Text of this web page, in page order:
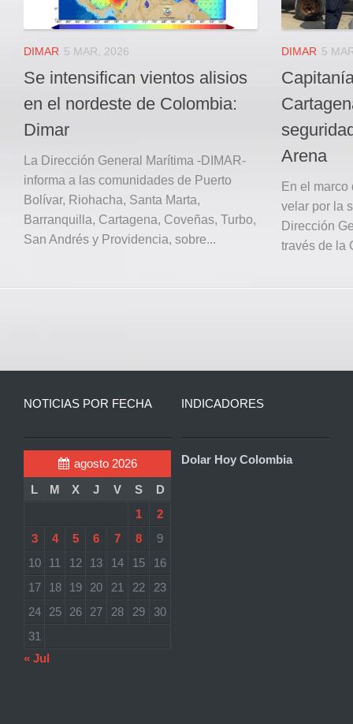
DIMAR 5 MAR, 2026
Se intensifican vientos alisios
en el nordeste de Colombia:
Dimar
La Dirección General Marítima -DIMAR-
informa a las comunidades de Puerto
Bolívar, Riohacha, Santa Marta,
Barranquilla, Cartagena, Coveñas, Turbo,
San Andrés y Providencia, sobre...
DIMAR 5
Arena
En el
velar por la
Dirección
través de la
NOTICIAS POR FECHA
agosto 2026
L
M X J V S
D
1
2
3
4 5 6 7 8
9
10
11 12 13 14 15
16
17
18 19 20 21 22
23
24
25 26 27 28 29
30
31
« Jul
INDICADORES
Dolar Hoy Colombia